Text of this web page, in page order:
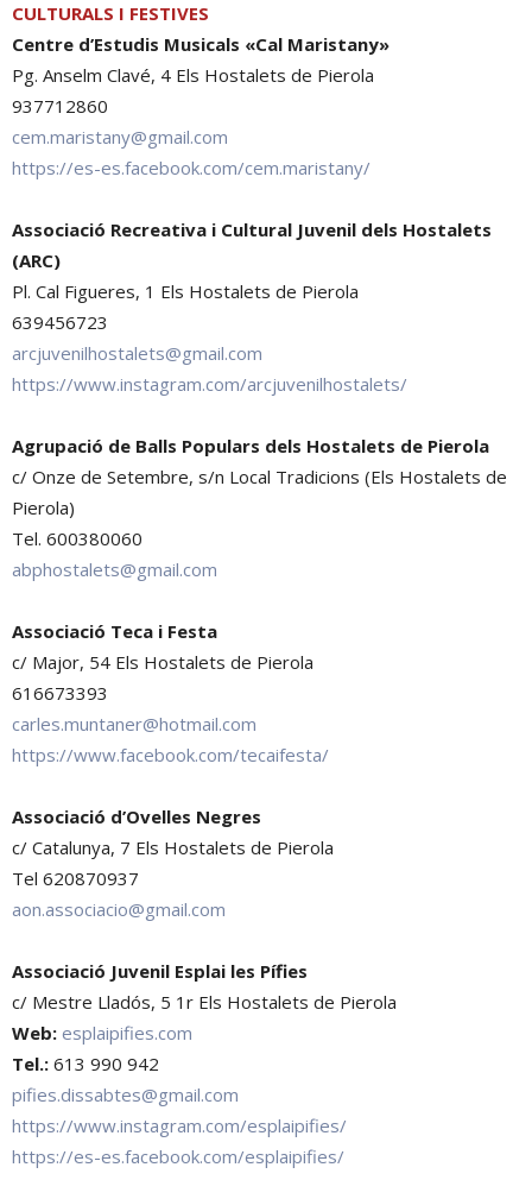
CULTURALS I FESTIVES
Centre d’Estudis Musicals «Cal Maristany»
Pg. Anselm Clavé, 4 Els Hostalets de Pierola
937712860
cem.maristany@gmail.com
https://es-es.facebook.com/cem.maristany/
Associació Recreativa i Cultural Juvenil dels Hostalets
(ARC)
Pl. Cal Figueres, 1 Els Hostalets de Pierola
639456723
arcjuvenilhostalets@gmail.com
https://www.instagram.com/arcjuvenilhostalets/
Agrupació de Balls Populars dels Hostalets de Pierola
c/ Onze de Setembre, s/n Local Tradicions (Els Hostalets de
Pierola)
Tel. 600380060
abphostalets@gmail.com
Associació Teca i Festa
c/ Major, 54 Els Hostalets de Pierola
616673393
carles.muntaner@hotmail.com
https://www.facebook.com/tecaifesta/
Associació d’Ovelles Negres
c/ Catalunya, 7 Els Hostalets de Pierola
Tel 620870937
aon.associacio@gmail.com
Associació Juvenil Esplai les Pífies
c/ Mestre Lladós, 5 1r Els Hostalets de Pierola
Web: esplaipifies.com
Tel.: 613 990 942
pifies.dissabtes@gmail.com
https://www.instagram.com/esplaipifies/
https://es-es.facebook.com/esplaipifies/